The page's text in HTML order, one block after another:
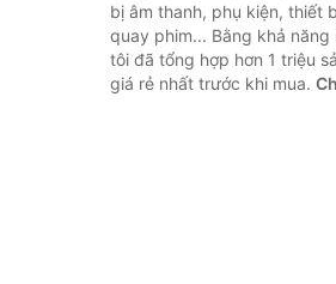
bị âm thanh, phụ kiện, thiết
quay phim... Bằng khả
tôi đã tổng hợp hơn 1 triệu
giá rẻ nhất trước khi mua.